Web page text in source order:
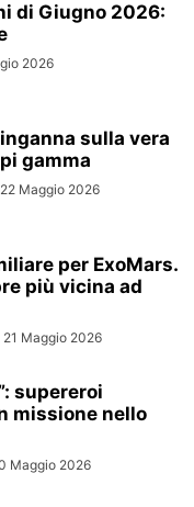
di Giugno 2026:
2026
sulla vera
gamma
22 Maggio 2026
per ExoMars.
più vicina ad
21 Maggio 2026
supereroi
missione nello
Maggio 2026